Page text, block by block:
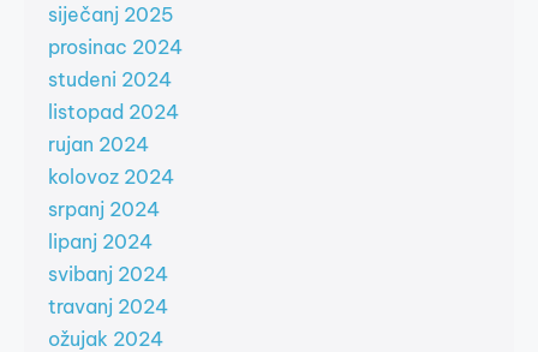
siječanj 2025
prosinac 2024
studeni 2024
listopad 2024
rujan 2024
kolovoz 2024
srpanj 2024
lipanj 2024
svibanj 2024
travanj 2024
ožujak 2024